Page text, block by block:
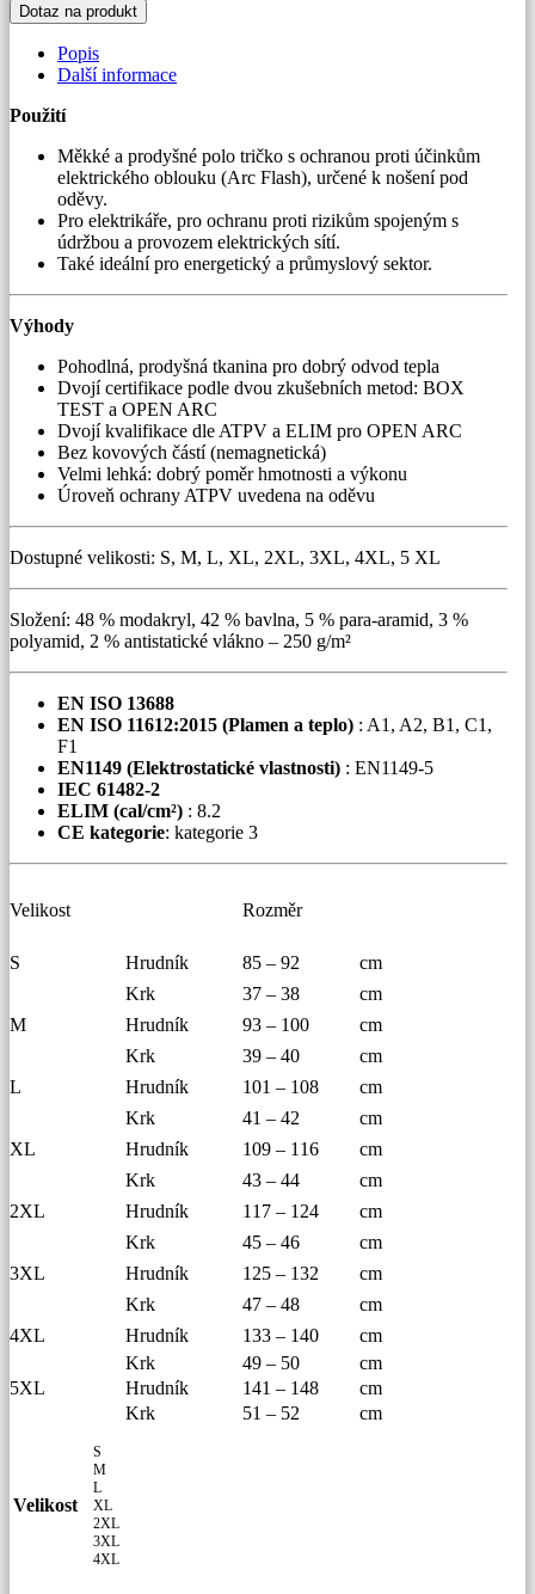
množství
Dotaz na produkt
Popis
Další informace
Použití
Měkké a prodyšné polo tričko s ochranou proti účinkům
elektrického oblouku (Arc Flash), určené k nošení pod
oděvy.
Pro elektrikáře, pro ochranu proti rizikům spojeným s
údržbou a provozem elektrických sítí.
Také ideální pro energetický a průmyslový sektor.
Výhody
Pohodlná, prodyšná tkanina pro dobrý odvod tepla
Dvojí certifikace podle dvou zkušebních metod: BOX
TEST a OPEN ARC
Dvojí kvalifikace dle ATPV a ELIM pro OPEN ARC
Bez kovových částí (nemagnetická)
Velmi lehká: dobrý poměr hmotnosti a výkonu
Úroveň ochrany ATPV uvedena na oděvu
Dostupné velikosti: S, M, L, XL, 2XL, 3XL, 4XL, 5 XL
Složení: 48 % modakryl, 42 % bavlna, 5 % para-aramid, 3 %
polyamid, 2 % antistatické vlákno – 250 g/m²
EN ISO 13688
EN ISO 11612:2015 (Plamen a teplo) : A1, A2, B1, C1,
F1
EN1149 (Elektrostatické vlastnosti) : EN1149-5
IEC 61482-2
ELIM (cal/cm²) : 8.2
CE kategorie: kategorie 3
Velikost Rozměr
S Hrudník 85 – 92
cm
Krk
37 – 38
cm
M
Hrudník 93 – 100
cm
Krk
39 – 40
cm
L
Hrudník 101 – 108
cm
Krk
41 – 42
cm
XL
Hrudník 109 – 116
cm
Krk
43 – 44
cm
2XL
Hrudník 117 – 124
cm
Krk
45 – 46
cm
3XL
Hrudník 125 – 132
cm
Krk
47 – 48
cm
4XL
Hrudník 133 – 140
cm
Krk
49 – 50
cm
5XL
Hrudník 141 – 148
cm
Krk
51 – 52 cm
Velikost
S
M
L
XL
2XL
3XL
4XL